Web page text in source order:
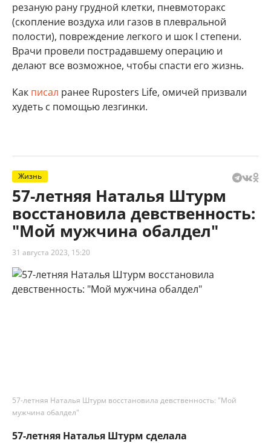
резаную рану грудной клетки, пневмоторакс
(скопление воздуха или газов в плевральной
полости), повреждение легкого и шок I степени.
Врачи провели пострадавшему операцию и
делают все возможное, чтобы спасти его жизнь.
Как писал ранее Ruposters Life, омичей призвали
худеть с помощью лезгинки.
Жизнь
57-летняя Наталья Штурм
восстановила девственность:
"Мой мужчина обалдел"
31 августа 2023, 15:20
57-летняя Наталья Штурм восстановила девственность: "Мой
мужчина обалдел"
57-летняя Наталья Штурм сделала